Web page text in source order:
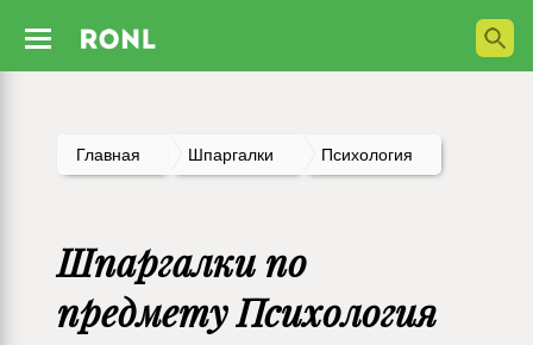
Главная Шпаргалки Психология
Шпаргалки по
предмету Психология